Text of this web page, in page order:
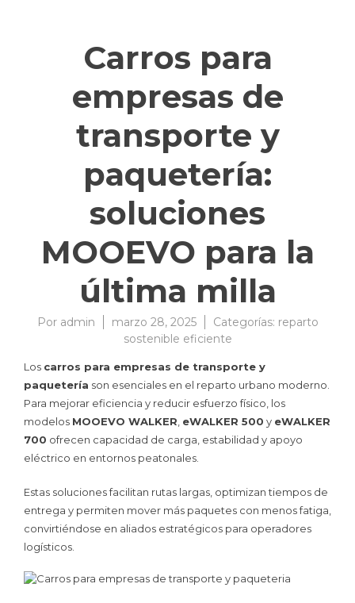
Carros para
empresas de
transporte y
paquetería:
soluciones
MOOEVO para la
última milla
Por admin marzo 28, 2025 Categorías: reparto
sostenible eficiente
Los carros para empresas de transporte y
paquetería son esenciales en el reparto urbano moderno.
Para mejorar eficiencia y reducir esfuerzo físico, los
modelos MOOEVO WALKER eWALKER 500 y eWALKER
700 ofrecen capacidad de carga, estabilidad y apoyo
eléctrico en entornos peatonales.
Estas soluciones facilitan rutas largas, optimizan tiempos de
entrega y permiten mover más paquetes con menos fatiga,
convirtiéndose en aliados estratégicos para operadores
logísticos.